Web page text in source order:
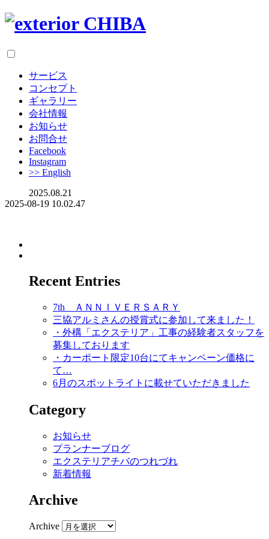
サービス
コンセプト
ギャラリー
会社情報
お知らせ
お問合せ
Facebook
Instagram
>> English
2025.08.21
2025-08-19 10.02.47
Recent Entries
7th ＡＮＮＩＶＥＲＳＡＲＹ
三協アルミさんの授賞式に参加して来ました！
・外構「エクステリア」工事の経験者スタッフを
募集しております
・カーポート限定10台にてキャンペーン価格に
て…
6月のスポットライトに載せていただきました
Category
お知らせ
プランナーブログ
エクステリアチバのつれづれ
新着情報
Archive
Archive